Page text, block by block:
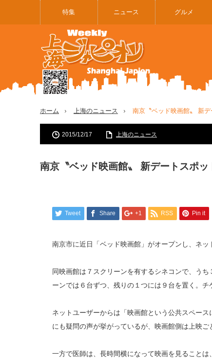
特集 ニュース グルメ
ホーム 上海のニュース 南京〝ベッド映画館〟 新デ
2015/12/17 上海のニュース
南京〝ベッド映画館〟 新デートスポッ
Tweet Share +1 RSS Pin it
南京市に近日「ベッド映画館」がオープンし、ネッ
同映画館は７スクリーンを有するシネコンで、う
ーンでは６台ずつ、残りの１つには９台を置く。チ
ネットユーザーからは「映画館という公共スペー
にも疑問の声が挙がっているが、映画館側は上映ご
一方で医師は、長時間横になって映画を見ることは